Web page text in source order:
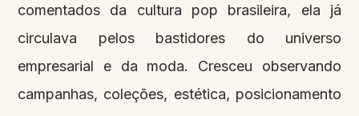
comentados da cultura pop brasileira, ela já
circulava pelos bastidores do universo
empresarial e da moda. Cresceu observando
campanhas, coleções, estética, posicionamento